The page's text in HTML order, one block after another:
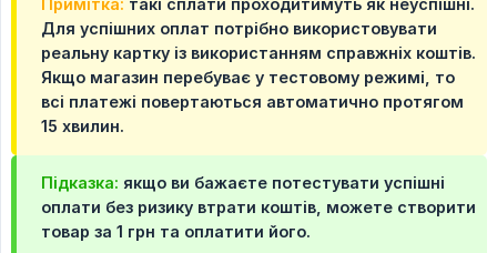
Для успішних оплат потрібно використовувати
реальну картку із використанням справжніх коштів.
Якщо магазин перебуває у тестовому режимі, то
всі платежі повертаються автоматично протягом
15 хвилин.
Підказка: якщо ви бажаєте потестувати успішні
оплати без ризику втрати коштів, можете створити
товар за 1 грн та оплатити його.